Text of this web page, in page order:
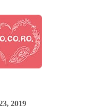
2019